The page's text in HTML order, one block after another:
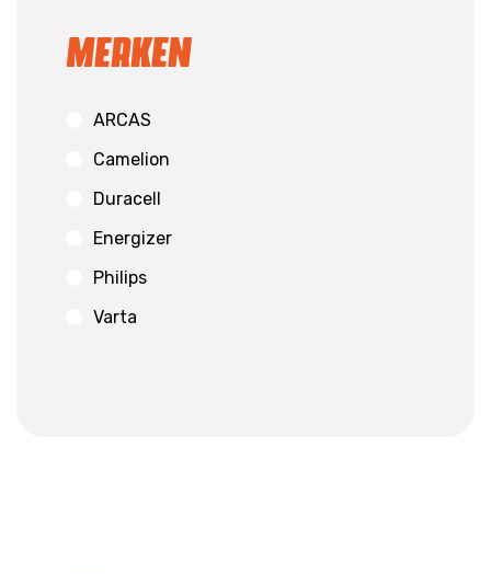
Merken
ARCAS
Camelion
Duracell
Energizer
Philips
Varta